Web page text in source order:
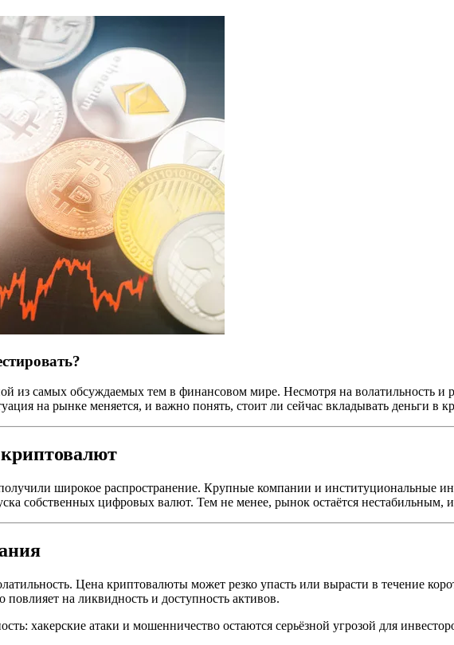
из самых обсуждаемых тем в финансовом мире. Несмотря на волатильность
на рынке меняется, и важно понять, стоит ли сейчас вкладывать деньги в
широкое распространение. Крупные компании и институциональные
собственных цифровых валют. Тем не менее, рынок остаётся нестабильным,
Цена криптовалюты может резко упасть или вырасти в течение
повлияет на ликвидность и доступность активов.
хакерские атаки и мошенничество остаются серьёзной угрозой для